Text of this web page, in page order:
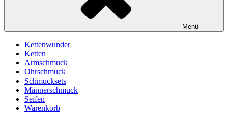
Menü
Kettenwunder
Ketten
Armschmuck
Ohrschmuck
Schmucksets
Männerschmuck
Seifen
Warenkorb